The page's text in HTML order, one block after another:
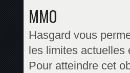
MMO
Hasgard vous
les limites
Pour atteindre cet